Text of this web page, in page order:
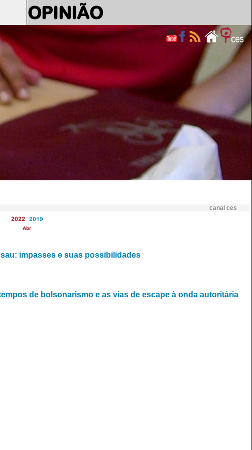
OPINIÃO
canal ces
2022 2019
Abr
impasses e suas possibilidades
de bolsonarismo e as vias de escape à onda autoritária